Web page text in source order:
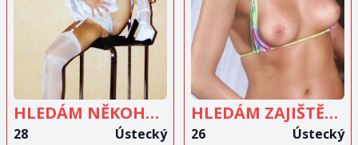
ZOBRAZIT
INZERÁT
HLEDÁM NĚKOHO NA NĚŽNÝ SEXÍK
28 Ústecký
ZOBRAZIT
INZERÁT
HLEDÁM ZAJIŠTĚNÉHO A DISKRÉTNÍHO MUŽE
26 Ústecký